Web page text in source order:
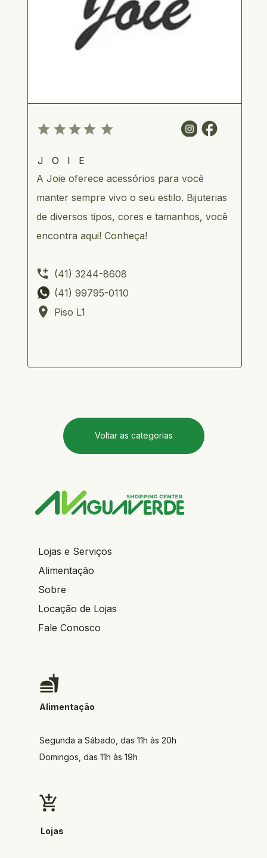
A Joie oferece acessórios para você
manter sempre vivo o seu estilo. Bijuterias
de diversos tipos, cores e tamanhos, você
encontra aqui! Conheça!
(41) 3244-8608
(41) 99795-0110
Piso L1
JOIE
Voltar as categorias
Alimentação
Segunda a Sábado, das 11h às 20h
Domingos, das 11h às 19h
Lojas
Lojas e Serviços
Alimentação
Sobre
Locação de Lojas
Fale Conosco